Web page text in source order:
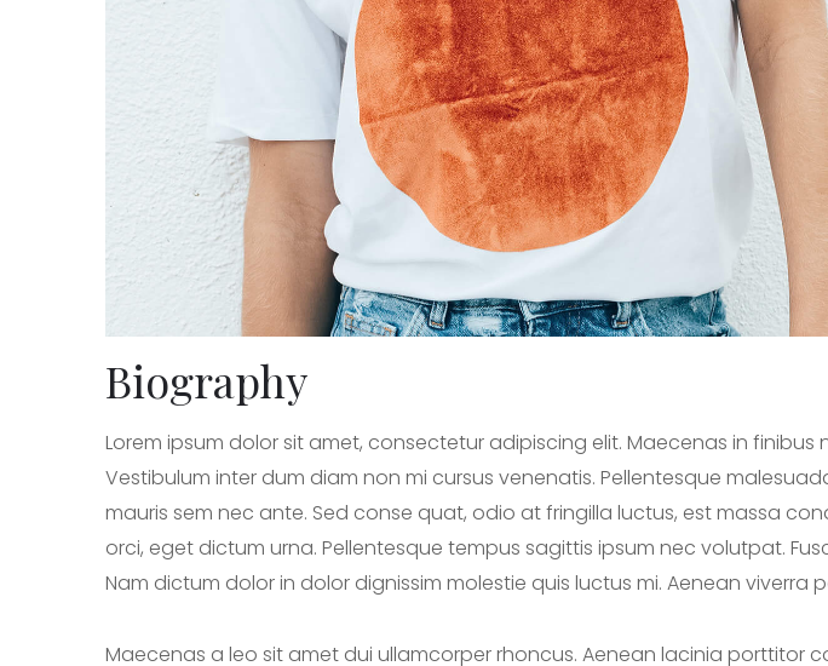
Biography
Lorem ipsum dolor sit amet, consectetur adipiscing elit. Maecenas in
Vestibulum inter dum diam non mi cursus venenatis. Pellentesque
mauris sem nec ante. Sed conse quat, odio at fringilla luctus, est massa
orci, eget dictum urna. Pellentesque tempus sagittis ipsum nec volutpat.
Nam dictum dolor in dolor dignissim molestie quis luctus mi. Aenean viverra
Maecenas a leo sit amet dui ullamcorper rhoncus. Aenean lacinia porttitor